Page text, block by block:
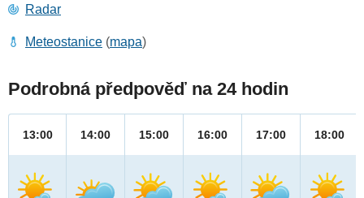
Radar
Meteostanice (mapa)
Podrobná předpověď na 24 hodin
13:00 14:00 15:00 16:00 17:00 18:00